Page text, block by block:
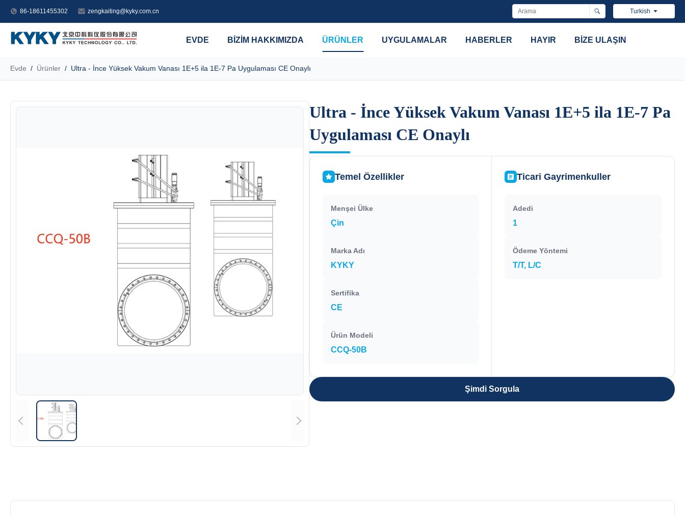
86-18611455302 zengkaiting@kyky.com.cn Turkish
EVDE BIZIM HAKKIMIZDA ÜRÜNLER UYGULAMALAR HABERLER HAYIR BIZE ULAŞIN
Evde / Ürünler / Ultra - İnce Yüksek Vakum Vanası 1E+5 ila 1E-7 Pa Uygulaması CE Onaylı
Ultra - İnce Yüksek Vakum Vanası 1E+5 ila 1E-7 Pa
Uygulaması CE Onaylı
Ultra - İnce Yüksek Vakum Vanası 1E+5 ila 1E-7 Pa
Uygulaması CE Onaylı
Temel Özellikler
Menşei Ülke
Çin
Marka Adı
KYKY
Sertifika
CE
Ürün Modeli
CCQ-50B
Ticari Gayrimenkuller
Adedi
1
Ödeme Yöntemi
T/T, L/C
Şimdi Sorgula